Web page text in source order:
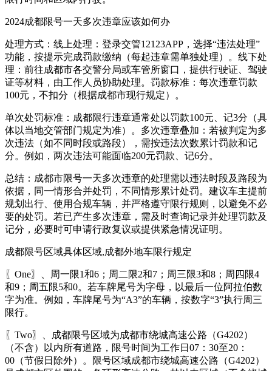
2024成都限号一天多次违章应该如何办
处理方式：线上处理：登录交管12123APP，选择“违法处理”
功能，按提示完成罚款缴纳（每起违章需单独处理）。线下处
理：前往成都市各交警分局或车管所窗口，提供行驶证、驾驶
证等材料，由工作人员协助处理。罚款标准：每次违章罚款
100元，不扣分（根据成都市现行规定）。
单次处罚标准：成都限行违章通常处以罚款100元、记3分（具
体以当地交管部门规定为准）。多次违章叠加：若被判定为多
次违法（如不同时段或路段），需按违法次数累计罚款和记
分。例如，两次违法可能面临200元罚款、记6分。
总结：成都市限号一天多次违章的处理需以违法时段及路段为
依据，同一情形合并处罚，不同情形累计处罚。建议车主提前
规划出行、使用合规车辆，并严格遵守限行规则，以避免不必
要的处罚。若已产生多次违章，需及时查询记录并处理罚款及
记分，必要时可申请行政复议或提供紧急情况证明。
成都限号区域具体区域,成都外地车限行规定
〖One〗、周一限1和6；周二限2和7；周三限3和8；周四限4
和9；周五限5和0。若车牌尾号为字母，以最后一位阿拉伯数
字为准。例如，车牌尾号为“A3”的车辆，按数字“3”执行周三
限行。
〖Two〗、成都限号区域为成都市绕城高速公路（G4202）
（不含）以内所有道路，限号时间为工作日07：30至20：
00（节假日除外）。限号区域成都市绕城高速公路（G4202）